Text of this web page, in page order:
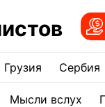
Грузия Сербия
Мысли вслух